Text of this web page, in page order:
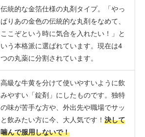
伝統的な金箔仕様の丸剤タイプ。「やっ
ぱりあの金色の伝統的な丸剤をなめて、
ここぞという時に気合を入れたい！」と
いう本格派に選ばれています。現在は4
つの丸薬に分割されています。
高級な牛黄を分けて使いやすいように飲
みやすい「錠剤」にしたものです。独特
の味が苦手な方や、外出先や職場でサッ
と飲みたい方に今、大人気です！ 決して
噛んで服用しないで！